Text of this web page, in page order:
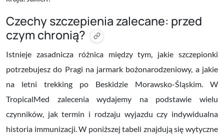
Czechy szczepienia zalecane: przed
czym chronią?
Istnieje zasadnicza różnica między tym, jakie szczepionki
potrzebujesz do Pragi na jarmark bożonarodzeniowy, a jakie
na letni trekking po Beskidzie Morawsko-Śląskim. W
TropicalMed zalecenia wydajemy na podstawie wielu
czynników, jak termin i rodzaju wyjazdu czy indywidualna
historia immunizacji. W poniższej tabeli znajdują się wytyczne